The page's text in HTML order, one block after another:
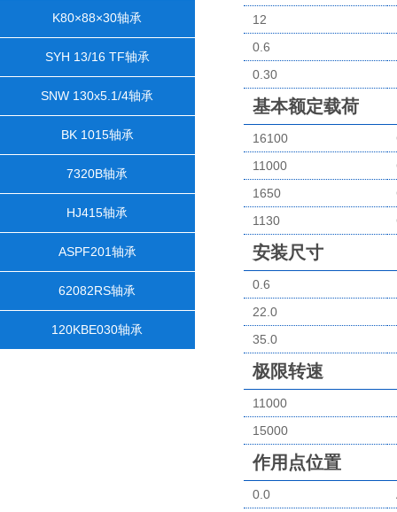
K80×88×30轴承
SYH 13/16 TF轴承
SNW 130x5.1/4轴承
BK 1015轴承
7320B轴承
HJ415轴承
ASPF201轴承
62082RS轴承
120KBE030轴承
12
0.6
0.30
基本额定载荷
16100
11000
1650
1130
安装尺寸
0.6
22.0
35.0
极限转速
11000
15000
作用点位置
0.0